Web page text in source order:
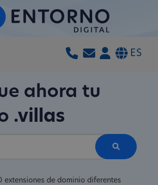
ES
ahora tu
.villas
extensiones de dominio diferentes